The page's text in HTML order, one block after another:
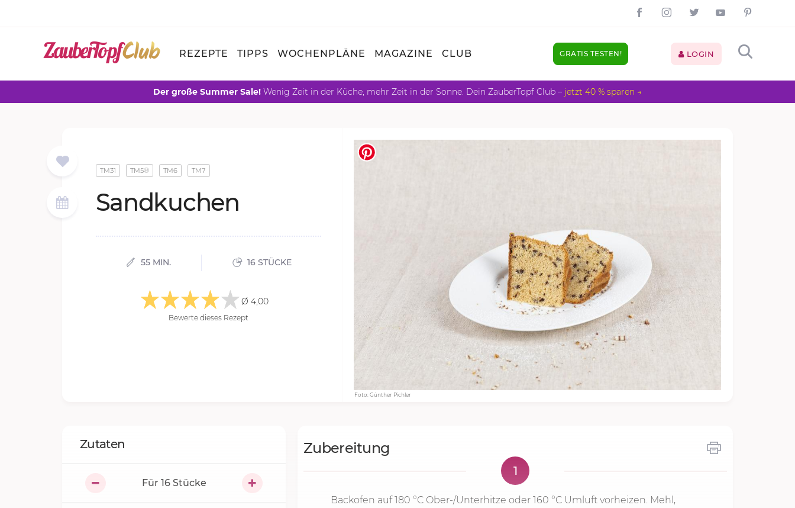
REZEPTE TIPPS WOCHENPLÄNE MAGAZINE CLUB GRATIS TESTEN! LOGIN
Der große Summer Sale! Wenig Zeit in der Küche, mehr Zeit in der Sonne. Dein ZauberTopf Club – jetzt 40 % sparen →
Foto: Günther Pichler
TM31 TM5® TM6 TM7
Sandkuchen
55 MIN. 16 STÜCKE
Ø 4,00
Bewerte dieses Rezept
Zubereitung
1
Backofen auf180 °C Ober-/Unterhitze oder 160 °C Umluft vorheizen. Mehl,
Zutaten
Für 16Stücke